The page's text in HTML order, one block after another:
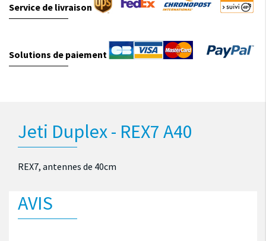
Service de livraison
Solutions de paiement
Jeti Duplex - REX7 A40
REX7, antennes de 40cm
AVIS